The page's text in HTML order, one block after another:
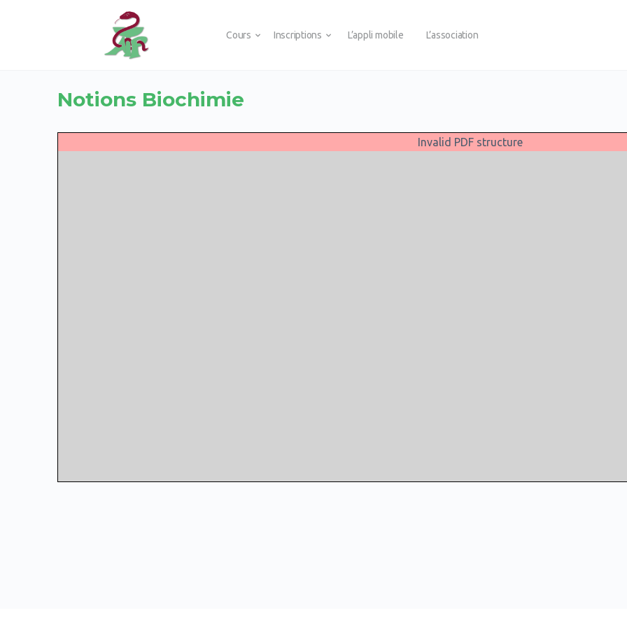
Cours Inscriptions L’appli mobile L’association
Notions Biochimie
Invalid PDF structure